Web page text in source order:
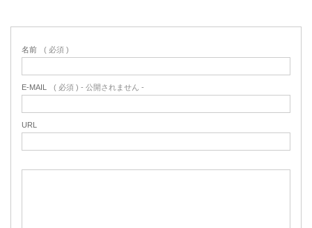
名前 ( 必須 )
E-MAIL ( 必須 ) - 公開されません -
URL